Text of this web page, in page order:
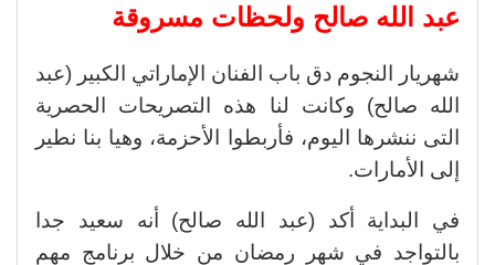
عبد الله صالح ولحظات مسروقة
شهريار النجوم دق باب الفنان الإماراتي الكبير (عبد
الله صالح) وكانت لنا هذه التصريحات الحصرية
التى ننشرها اليوم، فأربطوا الأحزمة، وهيا بنا نطير
إلى الأمارات.
في البداية أكد (عبد الله صالح) أنه سعيد جدا
بالتواجد في شهر رمضان من خلال برنامج مهم